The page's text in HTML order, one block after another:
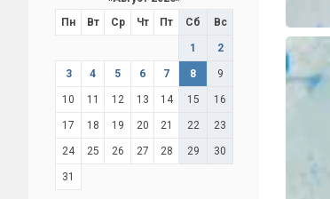
Пн
Вт Ср Чт Пт Сб Вс
1 2
3 4 5 6 7 8 9
10 11 12 13 14 15 16
17 18 19 20 21 22 23
24 25 26 27 28 29 30
31